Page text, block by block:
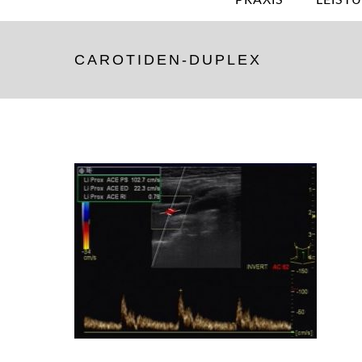
CAROTIDEN-DUPLEX